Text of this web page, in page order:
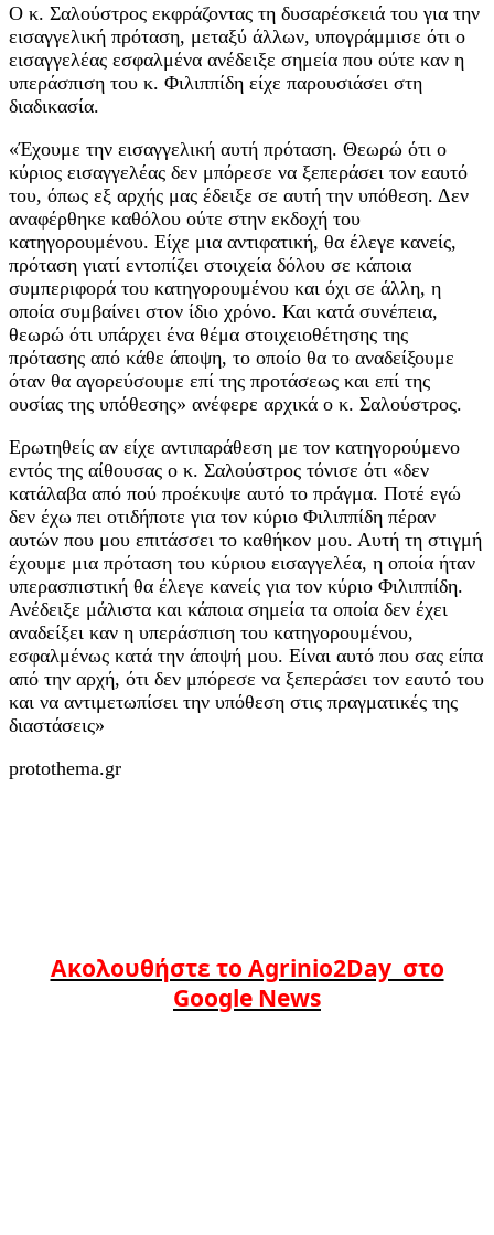
Ο κ. Σαλούστρος εκφράζοντας τη δυσαρέσκειά του για την
εισαγγελική πρόταση, μεταξύ άλλων, υπογράμμισε ότι ο
εισαγγελέας εσφαλμένα ανέδειξε σημεία που ούτε καν η
υπεράσπιση του κ. Φιλιππίδη είχε παρουσιάσει στη
διαδικασία.
«Έχουμε την εισαγγελική αυτή πρόταση. Θεωρώ ότι ο
κύριος εισαγγελέας δεν μπόρεσε να ξεπεράσει τον εαυτό
του, όπως εξ αρχής μας έδειξε σε αυτή την υπόθεση. Δεν
αναφέρθηκε καθόλου ούτε στην εκδοχή του
κατηγορουμένου. Είχε μια αντιφατική, θα έλεγε κανείς,
πρόταση γιατί εντοπίζει στοιχεία δόλου σε κάποια
συμπεριφορά του κατηγορουμένου και όχι σε άλλη, η
οποία συμβαίνει στον ίδιο χρόνο. Και κατά συνέπεια,
θεωρώ ότι υπάρχει ένα θέμα στοιχειοθέτησης της
πρότασης από κάθε άποψη, το οποίο θα το αναδείξουμε
όταν θα αγορεύσουμε επί της προτάσεως και επί της
ουσίας της υπόθεσης» ανέφερε αρχικά ο κ. Σαλούστρος.
Ερωτηθείς αν είχε αντιπαράθεση με τον κατηγορούμενο
εντός της αίθουσας ο κ. Σαλούστρος τόνισε ότι «δεν
κατάλαβα από πού προέκυψε αυτό το πράγμα. Ποτέ εγώ
δεν έχω πει οτιδήποτε για τον κύριο Φιλιππίδη πέραν
αυτών που μου επιτάσσει το καθήκον μου. Αυτή τη στιγμή
έχουμε μια πρόταση του κύριου εισαγγελέα, η οποία ήταν
υπερασπιστική θα έλεγε κανείς για τον κύριο Φιλιππίδη.
Ανέδειξε μάλιστα και κάποια σημεία τα οποία δεν έχει
αναδείξει καν η υπεράσπιση του κατηγορουμένου,
εσφαλμένως κατά την άποψή μου. Είναι αυτό που σας είπα
από την αρχή, ότι δεν μπόρεσε να ξεπεράσει τον εαυτό του
και να αντιμετωπίσει την υπόθεση στις πραγματικές της
διαστάσεις»
protothema.gr
Ακολουθήστε το Agrinio2Day στο
Google News